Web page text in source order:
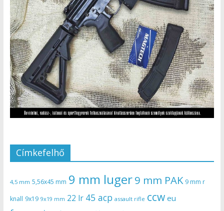
Címkefelhő
4,5 mm 5,56x45 mm 9 mm luger9 mm PAK 9 mm r
knall 9x19 9x19 mm 22 lr 45 acp assault rifle ccw eu